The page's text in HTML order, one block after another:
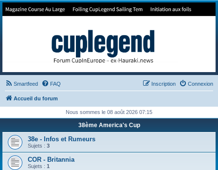
Forum de Cup In Europe
Smartfeed FAQ Connexion
Inscription
Accueil du forum
Nous sommes le 08 août 2026 07:15
38ème America's Cup
38e - Infos et Rumeurs
Sujets : 3
COR - Britannia
Sujets : 1